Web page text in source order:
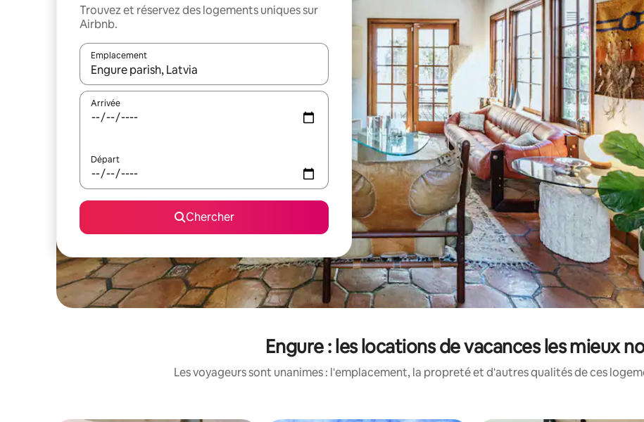
Trouvez et réservez des logements uniques sur
Airbnb.
Emplacement
Quand les résultats sont affichés, parcourez-les en utilisant les flèches vers le haut et vers le bas, ou en appuyant dessus
Arrivée
Départ
Chercher
Engure : les locations de vacances les mieux
Les voyageurs sont unanimes : l'emplacement, la propreté et d'autres qualités de ces